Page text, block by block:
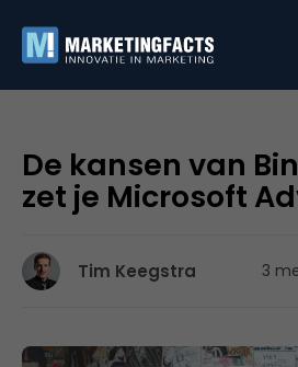
De kansen van
zet je Microsoft
Tim Keegstra 3